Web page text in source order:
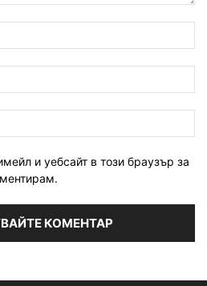
и уебсайт в този браузър за